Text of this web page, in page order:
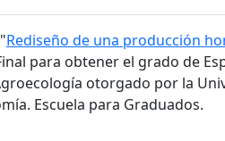
Rediseño de una producción
para obtener el grado de
otorgado por la
Escuela para Graduados.